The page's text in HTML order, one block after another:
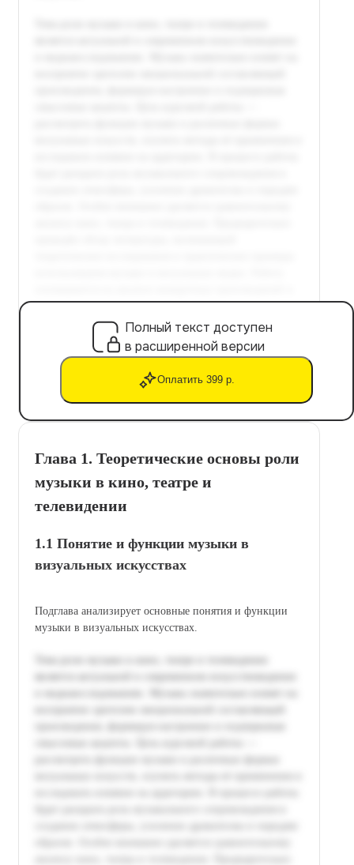
Полный текст доступен
в расширенной версии
Оплатить 399 р.
Глава 1. Теоретические основы роли
музыки в кино, театре и
телевидении
1.1 Понятие и функции музыки в
визуальных искусствах
Подглава анализирует основные понятия и функции
музыки в визуальных искусствах.